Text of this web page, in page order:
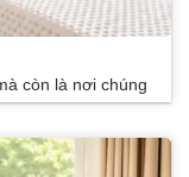
còn là nơi chúng